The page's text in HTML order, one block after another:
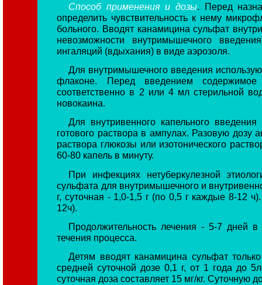
Способ применения и дозы. Перед
определить чувствительность к нему
больного. Вводят канамицина сульфат
невозможности внутримышечного
ингаляций (вдыхания) в виде аэрозоля.
Для внутримышечного введения
флаконе. Перед введением
соответственно в 2 или 4 мл стерильной
новокаина.
Для внутривенного капельного
готового раствора в ампулах. Разовую дозу
раствора глюкозы или изотонического
60-80 капель в минуту.
При инфекциях нетуберкулезной
сульфата для внутримышечного и
г, суточная - 1,0-1,5 г (по 0,5 г каждые 8-12
12ч).
Продолжительность лечения - 5-7 дней
течения процесса.
Детям вводят канамицина сульфат
средней суточной дозе 0,1 г, от 1 года до
суточная доза составляет 15 мг/кг. Суточную